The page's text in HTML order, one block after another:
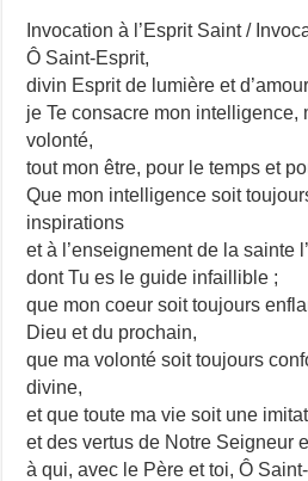
Invocation à l’Esprit Saint /
Ô Saint-Esprit,
divin Esprit de lumière et
je Te consacre mon intelligence,
volonté,
tout mon être, pour le temps et
Que mon intelligence soit
inspirations
et à l’enseignement de la sainte
dont Tu es le guide infaillible ;
que mon coeur soit toujours
Dieu et du prochain,
que ma volonté soit toujours
divine,
et que toute ma vie soit une
et des vertus de Notre Seigneur
à qui, avec le Père et toi, Ô